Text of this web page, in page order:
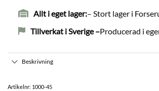
Allt i eget lager:– Stort lager i
Tillverkat i Sverige –Producerad i
Beskrivning
Artikelnr: 1000-45